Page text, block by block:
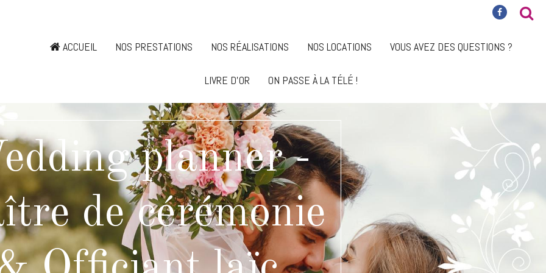
ACCUEIL NOS PRESTATIONS NOS RÉALISATIONS NOS LOCATIONS VOUS AVEZ DES QUESTIONS ?
LIVRE D'OR ON PASSE À LA TÉLÉ !
planner -
de cérémonie